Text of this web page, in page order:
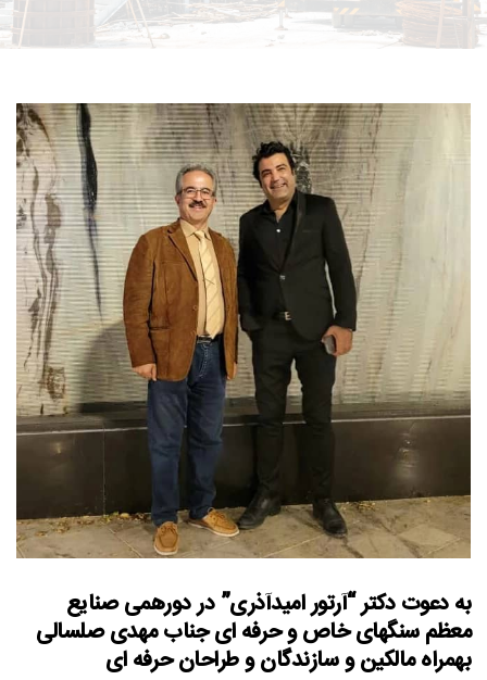
به دعوت دکتر “آرتور امیدآذری” در دورهمی صنایع
معظم سنگهای خاص و حرفه ای جناب مهدی صلسالی
بهمراه مالکین و سازندگان و طراحان حرفه ای